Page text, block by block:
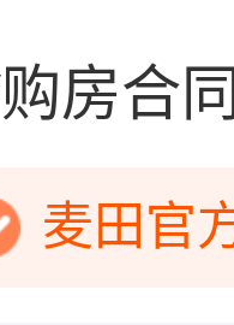
房合
麦田官